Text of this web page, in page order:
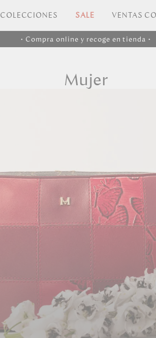
COLECCIONES SALE VENTAS
• Compra online y recoge en tienda •
Mujer